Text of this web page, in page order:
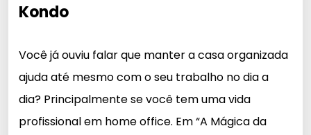
Kondo
Você já ouviu falar que manter a casa organizada
ajuda até mesmo com o seu trabalho no dia a
dia? Principalmente se você tem uma vida
profissional em home office. Em “A Mágica da